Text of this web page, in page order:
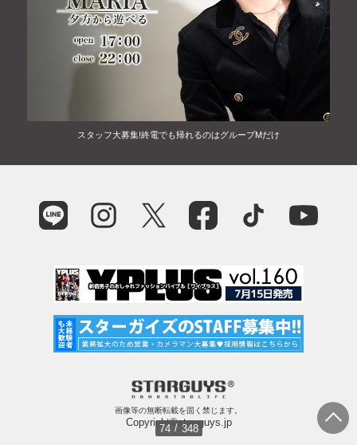
74 / 348
スタッフ大募集!終電でも帰れるのはグループMだけ
画像等の無断転載を固く禁じます。
Copyright©star-guys.jp